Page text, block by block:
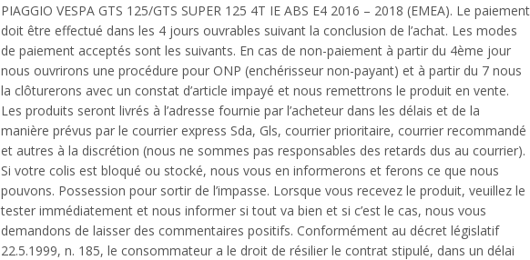
PIAGGIO VESPA GTS 125/GTS SUPER 125 4T IE ABS E4 2016 – 2018 (EMEA). Le paiement
doit être effectué dans les 4 jours ouvrables suivant la conclusion de l’achat. Les modes
de paiement acceptés sont les suivants. En cas de non-paiement à partir du 4ème jour
nous ouvrirons une procédure pour ONP (enchérisseur non-payant) et à partir du 7 nous
la clôturerons avec un constat d’article impayé et nous remettrons le produit en vente.
Les produits seront livrés à l’adresse fournie par l’acheteur dans les délais et de la
manière prévus par le courrier express Sda, Gls, courrier prioritaire, courrier recommandé
et autres à la discrétion (nous ne sommes pas responsables des retards dus au courrier).
Si votre colis est bloqué ou stocké, nous vous en informerons et ferons ce que nous
pouvons. Possession pour sortir de l’impasse. Lorsque vous recevez le produit, veuillez le
tester immédiatement et nous informer si tout va bien et si c’est le cas, nous vous
demandons de laisser des commentaires positifs. Conformément au décret législatif
22.5.1999, n. 185, le consommateur a le droit de résilier le contrat stipulé, dans un délai